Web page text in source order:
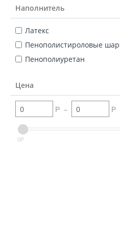
Наполнитель
Латекс
Пенополистироловые
Пенополиуретан
Цена
Р – Р
0Р